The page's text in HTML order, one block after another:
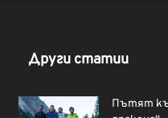
Други статии
Пътят